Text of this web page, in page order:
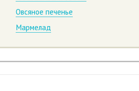
Овсяное печенье
Мармелад